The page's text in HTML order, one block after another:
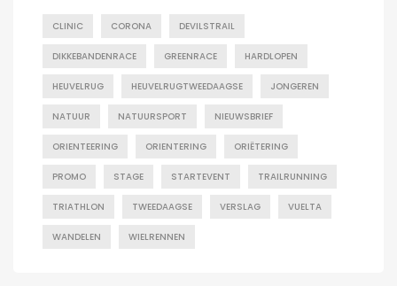
CLINIC CORONA DEVILSTRAIL
DIKKEBANDENRACE GREENRACE HARDLOPEN
HEUVELRUG HEUVELRUGTWEEDAAGSE JONGEREN
NATUUR NATUURSPORT NIEUWSBRIEF
ORIENTEERING ORIENTERING ORIËTERING
PROMO STAGE STARTEVENT TRAILRUNNING
TRIATHLON TWEEDAAGSE VERSLAG VUELTA
WANDELEN WIELRENNEN